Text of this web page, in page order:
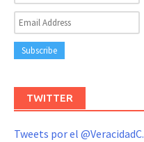
TWITTER
Tweets por el @VeracidadC.